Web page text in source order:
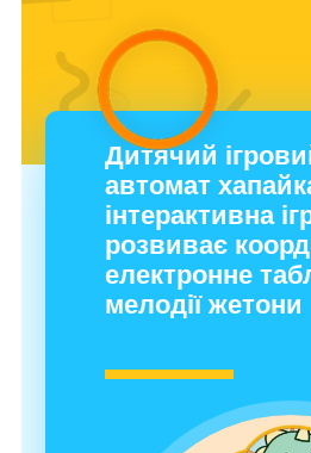
Дитячий
автомат
інтерактивна
розвиває
електронне
мелодії жетони